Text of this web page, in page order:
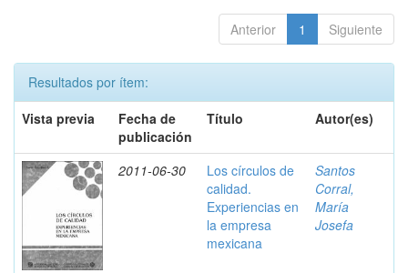
Anterior 1 Siguiente
Resultados por ítem:
Vista previa
Fecha de
publicación
Título Autor(es)
2011-06-30
Los círculos de
calidad.
Experiencias en
la empresa
mexicana
Santos
Corral,
María
Josefa